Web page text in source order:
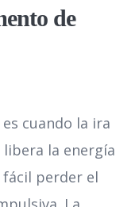
de
es cuando la ira
la energía
fácil perder el